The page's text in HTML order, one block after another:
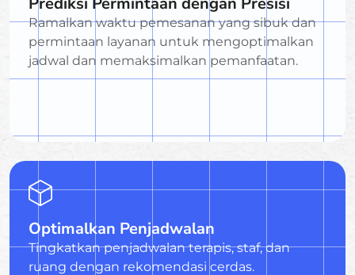
Ramalkan waktu pemesanan yang sibuk dan
permintaan layanan untuk mengoptimalkan
jadwal dan memaksimalkan pemanfaatan.
Optimalkan Penjadwalan
Tingkatkan penjadwalan terapis, staf, dan
ruang dengan rekomendasi cerdas.